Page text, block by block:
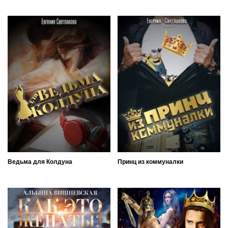
Ведьма для Колдуна Принц из коммуналки